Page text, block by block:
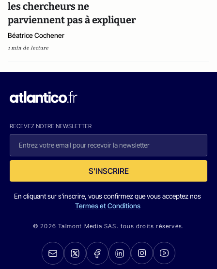
les chercheurs ne
parviennent pas à expliquer
Béatrice Cochener
1 min de lecture
RECEVEZ NOTRE NEWSLETTER
S'INSCRIRE
En cliquant sur s'inscrire, vous confirmez que vous acceptez nos
Termes et Conditions
© 2026 Talmont Media SAS. tous droits réservés.